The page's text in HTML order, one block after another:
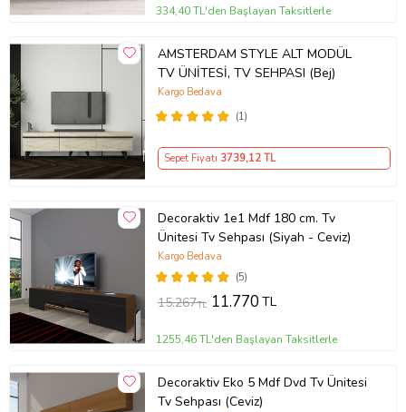
334,40 TL'den Başlayan Taksitlerle
AMSTERDAM STYLE ALT MODÜL
TV ÜNİTESİ, TV SEHPASI (Bej)
(1)
Kargo Bedava
Sepet Fiyatı 3739,12 TL
Decoraktiv 1e1 Mdf 180 cm. Tv
Ünitesi Tv Sehpası (Siyah - Ceviz)
(5)
Kargo Bedava
15.267TL 11.770TL
1255,46 TL'den Başlayan Taksitlerle
Decoraktiv Eko 5 Mdf Dvd Tv Ünitesi
Tv Sehpası (Ceviz)